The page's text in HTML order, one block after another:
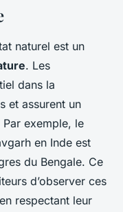
naturel est un
. Les
dans la
et assurent un
exemple, le
en Inde est
du Bengale. Ce
d’observer ces
respectant leur